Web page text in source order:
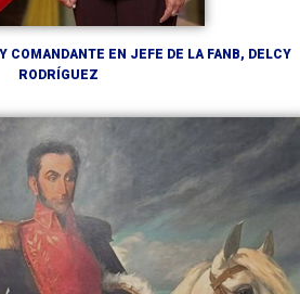
COMANDANTE EN JEFE DE LA FANB, DELCY
RODRÍGUEZ